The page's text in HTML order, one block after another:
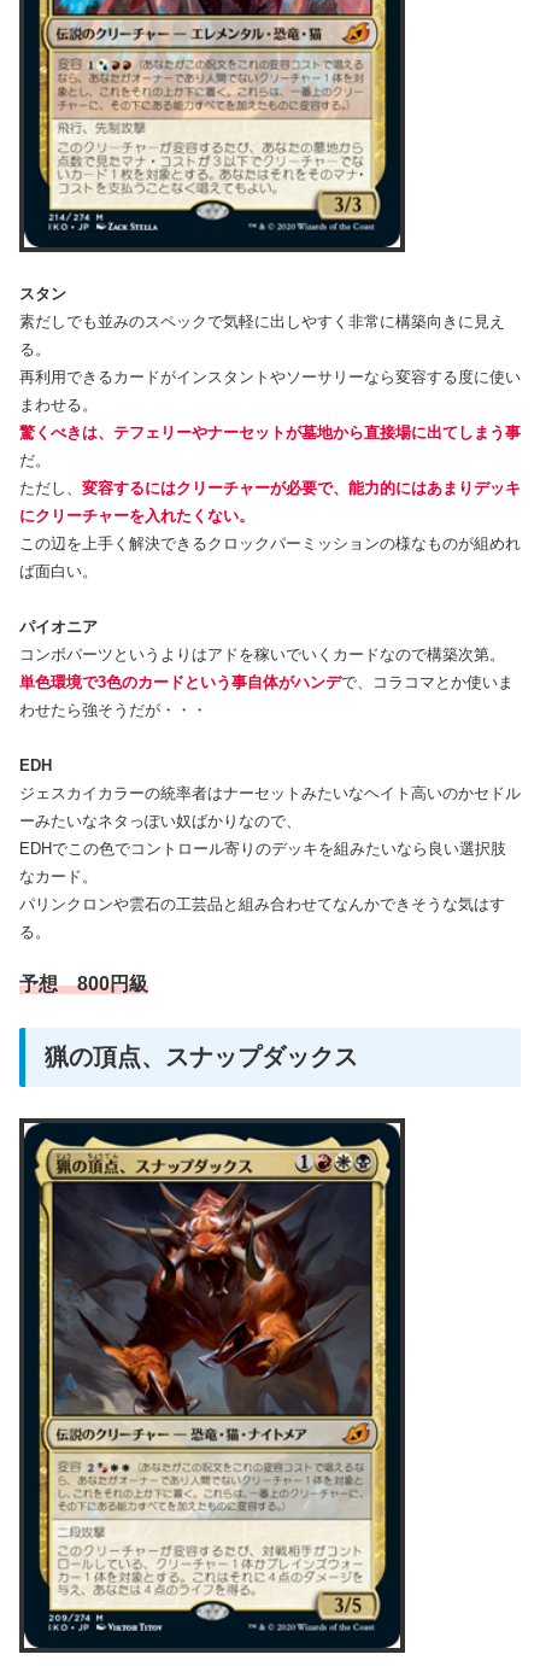
スタン
素だしでも並みのスペックで気軽に出しやすく非常に構築向きに見え
る。
再利用できるカードがインスタントやソーサリーなら変容する度に使い
まわせる。
驚くべきは、テフェリーやナーセットが墓地から直接場に出てしまう事
だ。
ただし、 変容するにはクリーチャーが必要で、能力的にはあまりデッキ
にクリーチャーを入れたくない。
この辺を上手く解決できるクロックパーミッションの様なものが組めれ
ば面白い。
パイオニア
コンボパーツというよりはアドを稼いでいくカードなので構築次第。
単色環境で3色のカードという事自体がハンデで、コラコマとか使いま
わせたら強そうだが・・・
EDH
ジェスカイカラーの統率者はナーセットみたいなヘイト高いのかセドル
ーみたいなネタっぽい奴ばかりなので、
EDHでこの色でコントロール寄りのデッキを組みたいなら良い選択肢
なカード。
パリンクロンや雲石の工芸品と組み合わせてなんかできそうな気はす
る。
予想800円級
猟の頂点、スナップダックス